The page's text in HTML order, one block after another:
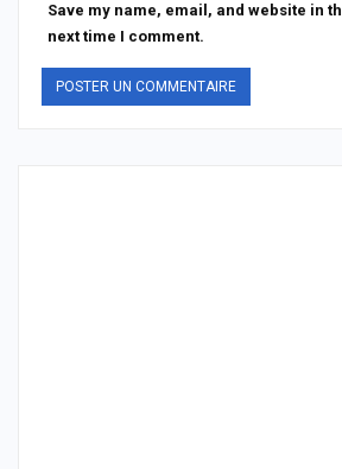
Save my name, email, and website in
next time I comment.